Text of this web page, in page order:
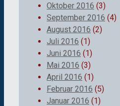
Oktober 2016 (3)
September 2016 (4)
August 2016 (2)
Juli 2016 (1)
Juni 2016 (1)
Mai 2016 (3)
April 2016 (1)
Februar 2016 (5)
Januar 2016 (1)